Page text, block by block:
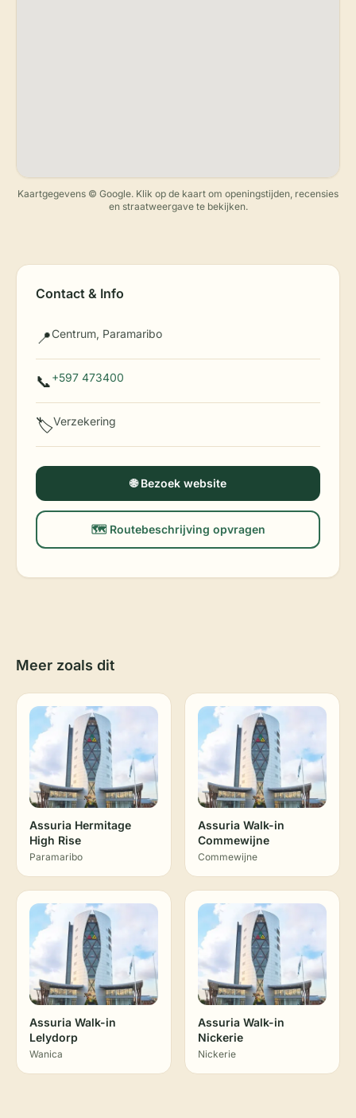
Kaartgegevens © Google. Klik op de kaart om openingstijden, recensies
en straatweergave te bekijken.
Contact & Info
📍Centrum, Paramaribo
📞+597 473400
🏷️Verzekering
🌐 Bezoek website
🗺️ Routebeschrijving opvragen
Meer zoals dit
Assuria Hermitage
High Rise
Paramaribo
Assuria Walk-in
Commewijne
Commewijne
Assuria Walk-in
Lelydorp
Wanica
Assuria Walk-in
Nickerie
Nickerie